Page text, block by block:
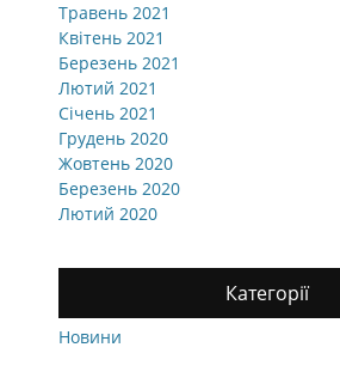
Травень 2021
Квітень 2021
Березень 2021
Лютий 2021
Січень 2021
Грудень 2020
Жовтень 2020
Березень 2020
Лютий 2020
Категорії
Новини